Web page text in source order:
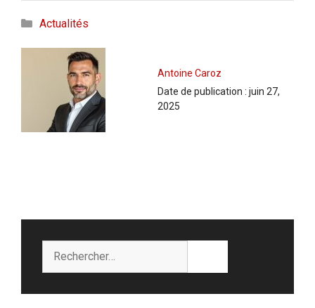
Catégories
Actualités
Antoine Caroz
Date de publication : juin 27,
2025